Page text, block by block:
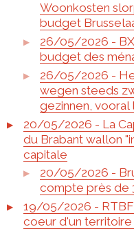
Woonkosten
budget
26/05/2026 -
budget des
26/05/2026 -
wegen steeds
gezinnen,
20/05/2026 - La
du Brabant wallon
capitale
20/05/2026 -
compte près de
19/05/2026 - RTBF
coeur d'un territoire